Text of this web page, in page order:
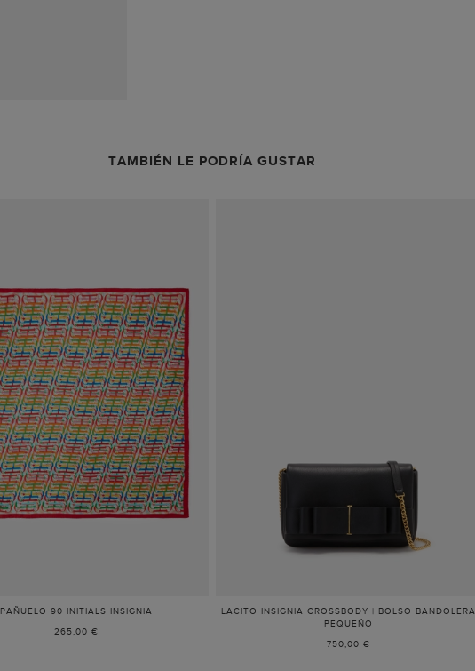
TAMBIÉN LE PODRÍA GUSTAR
PAÑUELO 90 INITIALS INSIGNIA
265,00 €
LACITO INSIGNIA CROSSBODY | BOLSO BANDOLERA
PEQUEÑO
750,00 €